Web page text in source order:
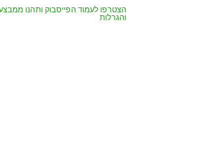
הצטרפו לעמוד הפייסבוק ותהנו
והגרלות